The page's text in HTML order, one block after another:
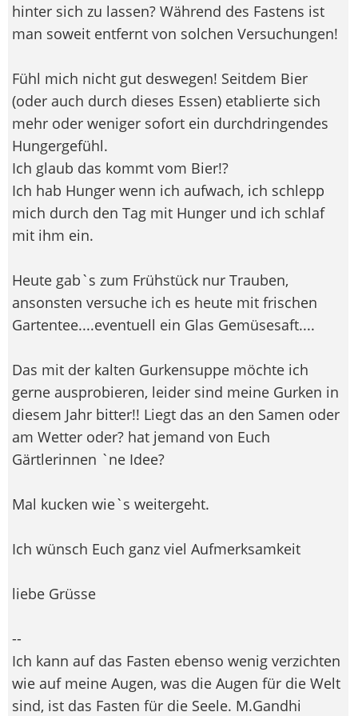
hinter sich zu lassen? Während des Fastens ist
man soweit entfernt von solchen Versuchungen!
Fühl mich nicht gut deswegen! Seitdem Bier
(oder auch durch dieses Essen) etablierte sich
mehr oder weniger sofort ein durchdringendes
Hungergefühl.
Ich glaub das kommt vom Bier!?
Ich hab Hunger wenn ich aufwach, ich schlepp
mich durch den Tag mit Hunger und ich schlaf
mit ihm ein.
Heute gab`s zum Frühstück nur Trauben,
ansonsten versuche ich es heute mit frischen
Gartentee....eventuell ein Glas Gemüsesaft....
Das mit der kalten Gurkensuppe möchte ich
gerne ausprobieren, leider sind meine Gurken in
diesem Jahr bitter!! Liegt das an den Samen oder
am Wetter oder? hat jemand von Euch
Gärtlerinnen `ne Idee?
Mal kucken wie`s weitergeht.
Ich wünsch Euch ganz viel Aufmerksamkeit
liebe Grüsse
--
Ich kann auf das Fasten ebenso wenig verzichten
wie auf meine Augen, was die Augen für die Welt
sind, ist das Fasten für die Seele. M.Gandhi